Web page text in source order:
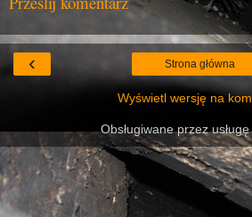
‹ Strona główna
Wyświetl wersję na
Obsługiwane przez usługę